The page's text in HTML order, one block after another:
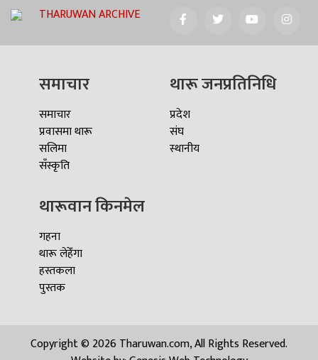
THARUWAN ARCHIVE
समाचार
समाचार
प्रवासमा थारू
सलिमा
सँस्कृति
थारू जनप्रतिनिधि
प्रदेश
संघ
स्थानीय
थारूवान किनमेल
गहना
थारू लेहेँगा
हस्तकला
पुस्तक
Copyright © 2026 Tharuwan.com, All Rights Reserved.